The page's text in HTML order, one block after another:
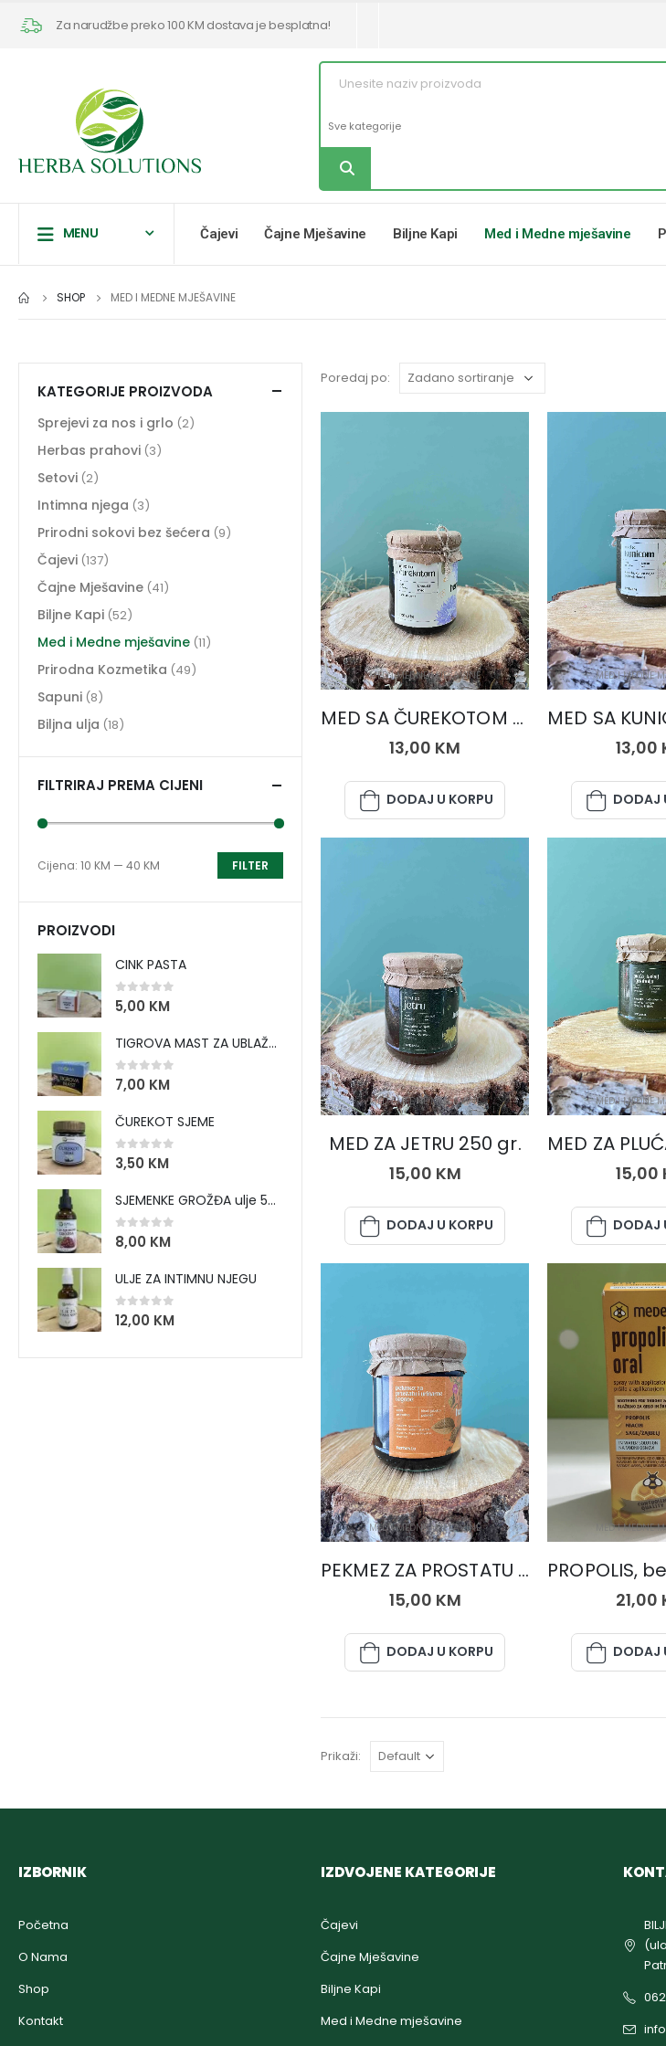
Za narudžbe preko 100 KM dostava je besplatna!
MENU Čajevi Čajne Mješavine Biljne Kapi Med i Medne mješavine
SHOP MED I MEDNE MJEŠAVINE
Poredaj po:
MED I MEDNE MJEŠAVINE
MED SA ČUREKOTOM 250 gr.
13,00 KM
DODAJ U KORPU
MED I MEDNE
13,00
DODAJ
MED I MEDNE MJEŠAVINE
MED ZA JETRU 250 gr.
15,00 KM
DODAJ U KORPU
MED I MEDNE
15,00
DODAJ
MED I MEDNE MJEŠAVINE
PEKMEZ ZA PROSTATU I URINARNE TEGOBE 250 gr.
15,00 KM
DODAJ U KORPU
MED I MEDNE
21,00
DODAJ
Prikaži:
KATEGORIJE PROIZVODA
Sprejevi za nos i grlo (2)
Herbas prahovi (3)
Setovi (2)
Intimna njega (3)
Prirodni sokovi bez šećera (9)
Čajevi (137)
Čajne Mješavine (41)
Biljne Kapi (52)
Med i Medne mješavine (11)
Prirodna Kozmetika (49)
Sapuni (8)
Biljna ulja (18)
FILTRIRAJ PREMA CIJENI
FILTER
Cijena: 10 KM — 40 KM
PROIZVODI
CINK PASTA
0 out of 5
5,00 KM
TIGROVA MAST ZA UBLAŽAVANJE BOLOVA I ZAGRIJAVANJE MIŠIĆA
0 out of 5
7,00 KM
ČUREKOT SJEME
0 out of 5
3,50 KM
SJEMENKE GROŽĐA ulje 50 ml
0 out of 5
8,00 KM
ULJE ZA INTIMNU NJEGU
0out of 5
12,00 KM
IZBORNIK
Početna
O Nama
Shop
Kontakt
IZDVOJENE KATEGORIJE
Čajevi
Čajne Mješavine
Biljne Kapi
Med i Medne mješavine